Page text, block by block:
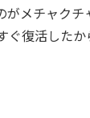
がメチャクチ
ぐ復活したか